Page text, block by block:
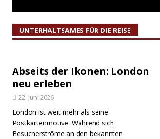
UNTERHALTSAMES FÜR DIE REISE
Abseits der Ikonen: London
neu erleben
22. Juni 2026
London ist weit mehr als seine
Postkartenmotive. Während sich
Besucherströme an den bekannten